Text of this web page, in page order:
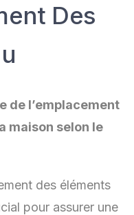
Des
de l’emplacement
maison selon le
des éléments
pour assurer une